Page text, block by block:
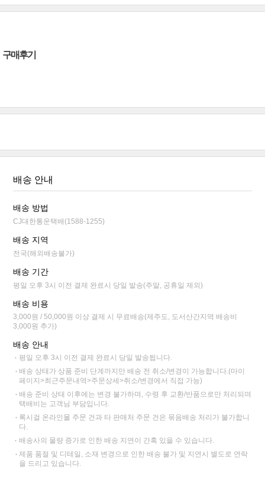
구매후기
배송 안내
배송 방법
CJ대한통운택배(1588-1255)
배송 지역
전국(해외배송불가)
배송 기간
평일 오후 3시 이전 결제 완료시 당일 발송(주말, 공휴일 제외)
배송 비용
3,000원 / 50,000원 이상 결제 시 무료배송(제주도, 도서산간지역 배송비
3,000원 추가)
배송 안내
평일 오후 3시 이전 결제 완료시 당일 발송됩니다.
배송 상태가 상품 준비 단계까지만 배송 전 취소/변경이 가능합니다.(마이
페이지>최근주문내역>주문상세>취소/변경에서 직접 가능)
배송 준비 상태 이후에는 변경 불가하며, 수령 후 교환/반품으로만 처리되며
택배비는 고객님 부담입니다.
록시걸 온라인몰 주문 건과 타 판매처 주문 건은 묶음배송 처리가 불가합니
다.
배송사의 물량 증가로 인한 배송 지연이 간혹 있을 수 있습니다.
제품 품절 및 디테일, 소재 변경으로 인한 배송 불가 및 지연시 별도로 연락
을 드리고 있습니다.